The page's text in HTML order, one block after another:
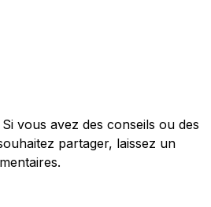
vous avez des conseils ou des
partager, laissez un